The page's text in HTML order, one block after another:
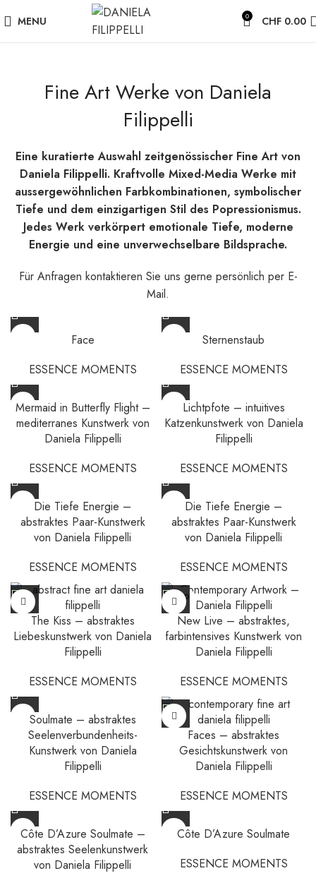
MENU 0 CHF 0.00
Fine Art Werke von Daniela
Filippelli
Eine kuratierte Auswahl zeitgenössischer Fine Art von
Daniela Filippelli. Kraftvolle Mixed-Media Werke mit
aussergewöhnlichen Farbkombinationen, symbolischer
Tiefe und dem einzigartigen Stil des Popressionismus.
Jedes Werk verkörpert emotionale Tiefe, moderne
Energie und eine unverwechselbare Bildsprache.
Für Anfragen kontaktieren Sie uns gerne persönlich per E-
Mail.
Face
ESSENCE MOMENTS
Sternenstaub
ESSENCE MOMENTS
Mermaid in Butterfly Flight –
mediterranes Kunstwerk von
Daniela Filippelli
ESSENCE MOMENTS
Lichtpfote – intuitives
Katzenkunstwerk von Daniela
Filippelli
ESSENCE MOMENTS
Die Tiefe Energie –
abstraktes Paar-Kunstwerk
von Daniela Filippelli
ESSENCE MOMENTS
Die Tiefe Energie –
abstraktes Paar-Kunstwerk
von Daniela Filippelli
ESSENCE MOMENTS
The Kiss – abstraktes
Liebeskunstwerk von Daniela
Filippelli
ESSENCE MOMENTS
SOLD
OUT
New Live – abstraktes,
farbintensives Kunstwerk von
Daniela Filippelli
ESSENCE MOMENTS
Soulmate – abstraktes
Seelenverbundenheits-
Kunstwerk von Daniela
Filippelli
ESSENCE MOMENTS
Faces – abstraktes
Gesichtskunstwerk von
Daniela Filippelli
ESSENCE MOMENTS
Côte D’Azure Soulmate –
abstraktes Seelenkunstwerk
von Daniela Filippelli
Côte D’Azure Soulmate
ESSENCE MOMENTS